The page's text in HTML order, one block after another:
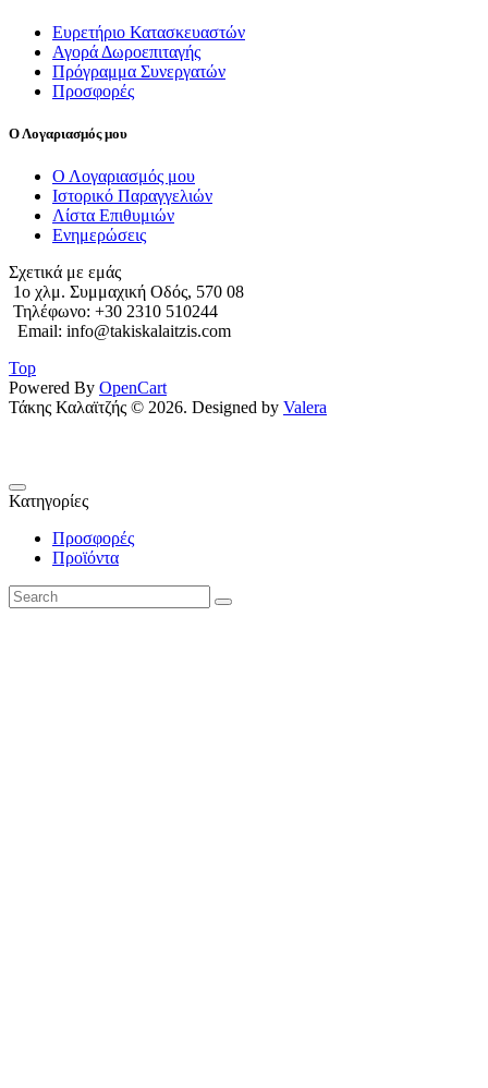
Ευρετήριο Κατασκευαστών
Αγορά Δωροεπιταγής
Πρόγραμμα Συνεργατών
Προσφορές
Ο Λογαριασμός μου
Ο Λογαριασμός μου
Ιστορικό Παραγγελιών
Λίστα Επιθυμιών
Ενημερώσεις
Σχετικά με εμάς
1o χλμ. Συμμαχική Οδός, 570 08
Τηλέφωνο: +30 2310 510244
Email: info@takiskalaitzis.com
Top
Powered By OpenCart
Τάκης Καλαϊτζής © 2026. Designed by Valera
Κατηγορίες
Προσφορές
Προϊόντα